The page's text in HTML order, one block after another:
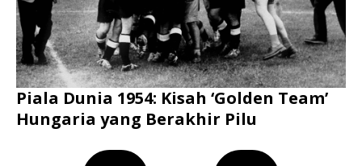
Piala Dunia 1954: Kisah ‘Golden Team’
Hungaria yang Berakhir Pilu